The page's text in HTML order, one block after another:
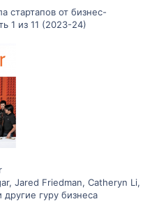
стартапов от бизнес-
1 из 11 (2023-24)
Jared Friedman, Catheryn Li,
гуру бизнеса